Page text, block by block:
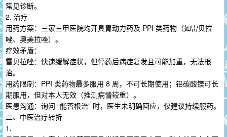
常见诊断。
2. 治疗
用药方案：三家三甲医院均开具胃动力药及 PPI 类药物（如雷贝拉
唑、奥美拉唑）。
疗效矛盾：
雷贝拉唑：快速缓解症状，但停药后病症复发且可能加重，无法根
治。
用药限制：PPI 类药物最多服用 8 周，不可长期使用；铝碳酸镁可长
期服用，但对本人无效（推测病情较重）。
医患沟通：询问 “能否根治” 时，医生未明确回应，仅建议持续服药。
二、中医治疗转折
1.